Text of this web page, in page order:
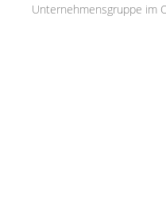
Unternehmensgruppe im